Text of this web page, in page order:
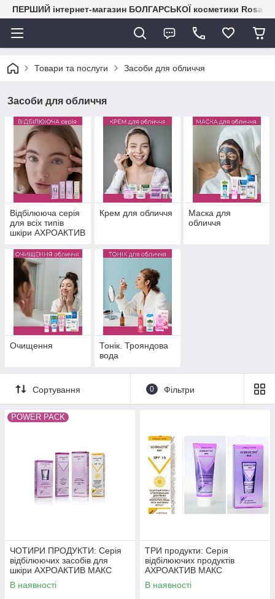
ПЕРШИЙ інтернет-магазин БОЛГАРСЬКОЇ косметики
Товари та послуги Засоби для обличчя
Засоби для обличчя
Відбілююча серія
для всіх типів
шкіри АХРОАКТИВ
Крем для обличчя
Маска для
обличчя
Очищення
Тонік. Трояндова
вода
Сортування 0 Фільтри
POWER PACK
ЧОТИРИ ПРОДУКТИ: Серія
відбілюючих засобів для
шкіри АХРОАКТИВ МАКС
В наявності
ТРИ продукти: Серія
відбілюючих продуктів
АХРОАКТИВ МАКС
В наявності